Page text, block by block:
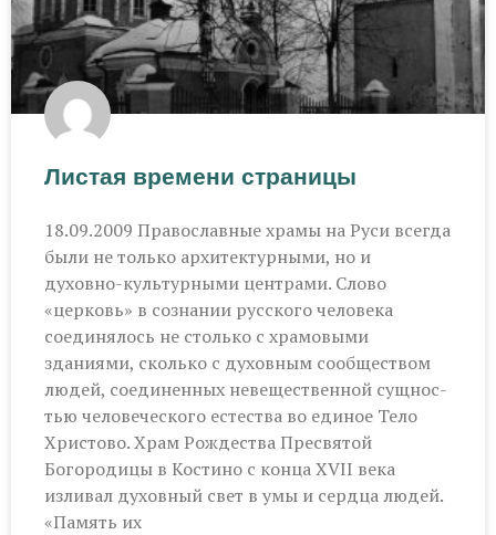
Листая времени страницы
18.09.2009 Православные храмы на Руси всегда
были не только архитектурными, но и
духовно-культурными центрами. Слово
«церковь» в сознании русского человека
соединялось не столько с храмовыми
зданиями, сколько с духовным сообществом
людей, соединенных невещественной сущнос­
тью человеческого естества во единое Тело
Христово. Храм Рождества Пресвятой
Богородицы в Костино с конца XVII века
изливал духовный свет в умы и сердца людей.
«Память их